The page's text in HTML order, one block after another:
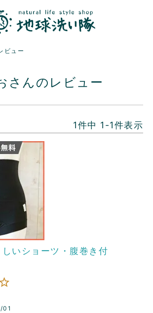
ビュー
さんのレビュー
1件中 1 -1件表示
いショーツ・腹巻き付
01